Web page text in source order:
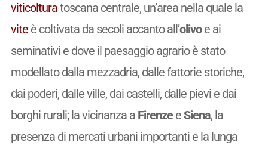
viticolturatoscana centrale, un’area nella quale la
viteè coltivata da secoli accanto all’olivoe ai
seminativi e dove il paesaggio agrario è stato
modellato dalla mezzadria, dalle fattorie storiche,
dai poderi, dalle ville, dai castelli, dalle pievi e dai
borghi rurali; la vicinanza a FirenzeeSiena, la
presenza di mercati urbani importanti e la lunga